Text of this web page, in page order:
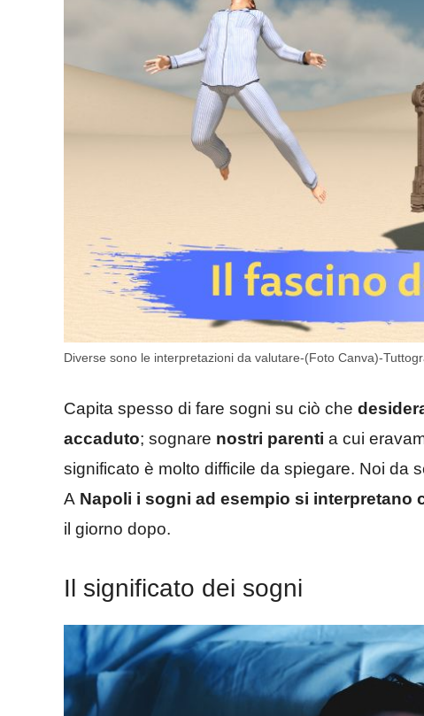
Diverse sono le interpretazioni da valutare-(Foto Canva)-
Capita spesso di fare sogni su ciò che
accaduto; sognare nostri parenti a cui
significato è molto difficile da spiegare. Noi da
A Napoli i sogni ad esempio si interpretano
il giorno dopo.
Il significato dei sogni